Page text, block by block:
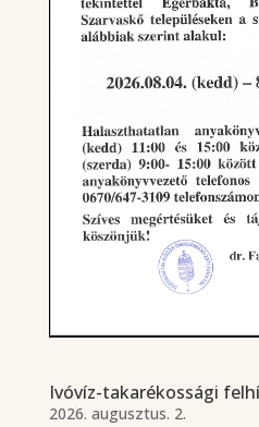
Ivóvíz-takarékossági
2026. augusztus. 2.